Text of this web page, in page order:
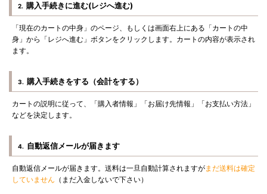
2. 購入手続きに進む(レジへ進む)
「現在のカートの中身」のページ、もしくは画面右上にある「カートの中
身」から「レジへ進む」ボタンをクリックします。カートの内容が表示され
ます。
3. 購入手続きをする（会計をする）
カートの説明に従って、「購入者情報」「お届け先情報」「お支払い方法」
などを決定します。
4. 自動返信メールが届きます
自動返信メールが届きます。送料は一旦自動計算されますがまだ送料は確定
していません （まだ入金しないで下さい）